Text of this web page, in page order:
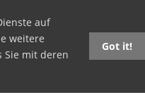
auf
weitere
Sie mit deren
Got it!